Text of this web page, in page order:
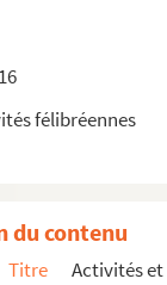
félibréennes
du contenu
Titre Activités